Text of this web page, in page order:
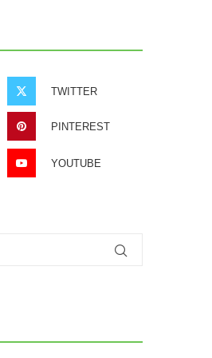
TWITTER
PINTEREST
YOUTUBE